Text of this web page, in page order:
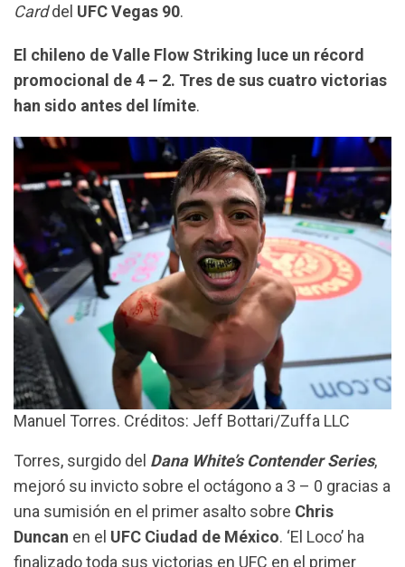
Carddel UFC Vegas 90.
El chileno de Valle Flow Striking luce un récord
promocional de 4 – 2. Tres de sus cuatro victorias
han sido antes del límite.
Manuel Torres. Créditos: Jeff Bottari/Zuffa LLC
Torres, surgido del Dana White’s Contender Series,
mejoró su invicto sobre el octágono a 3 – 0 gracias a
una sumisión en el primer asalto sobre Chris
Duncan en el UFC Ciudad de México. ‘El Loco’ ha
finalizado toda sus victorias en UFC en el primer